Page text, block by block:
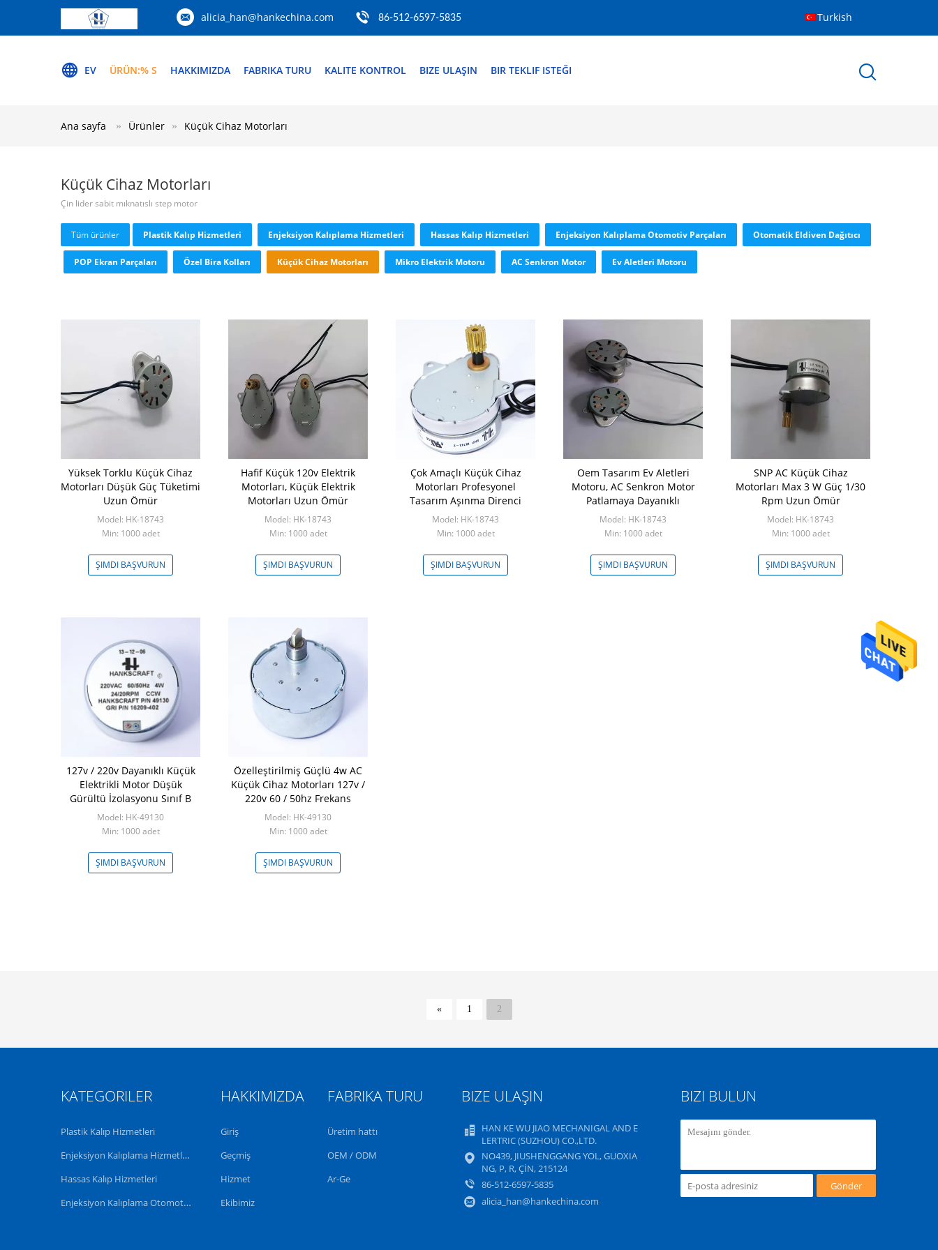
alicia_han@hankechina.com 86-512-6597-5835 Turkish
EV ÜRÜN:% S HAKKIMIZDA FABRIKA TURU KALITE KONTROL BIZE ULAŞIN BIR TEKLIF ISTEĞI
Ana sayfa Ürünler Küçük Cihaz Motorları
Küçük Cihaz Motorları
Çin lider sabit mıknatıslı step motor
Tüm ürünler Plastik Kalıp Hizmetleri Enjeksiyon Kalıplama Hizmetleri Hassas Kalıp Hizmetleri Enjeksiyon Kalıplama Otomotiv Parçaları Otomatik Eldiven Dağıtıcı
POP Ekran Parçaları Özel Bira Kolları Küçük Cihaz Motorları Mikro Elektrik Motoru AC Senkron Motor Ev Aletleri Motoru
Yüksek Torklu Küçük Cihaz
Motorları Düşük Güç Tüketimi
Uzun Ömür
Model: HK-18743
Min: 1000 adet
ŞIMDI BAŞVURUN
Hafif Küçük 120v Elektrik
Motorları, Küçük Elektrik
Motorları Uzun Ömür
Model: HK-18743
Min: 1000 adet
ŞIMDI BAŞVURUN
Çok Amaçlı Küçük Cihaz
Motorları Profesyonel
Tasarım Aşınma Direnci
Model: HK-18743
Min: 1000 adet
ŞIMDI BAŞVURUN
Oem Tasarım Ev Aletleri
Motoru, AC Senkron Motor
Patlamaya Dayanıklı
Model: HK-18743
Min: 1000 adet
ŞIMDI BAŞVURUN
SNP AC Küçük Cihaz
Motorları Max 3 W Güç 1/30
Rpm Uzun Ömür
Model: HK-18743
Min: 1000 adet
ŞIMDI BAŞVURUN
127v / 220v Dayanıklı Küçük
Elektrikli Motor Düşük
Gürültü İzolasyonu Sınıf B
Model: HK-49130
Min: 1000 adet
ŞIMDI BAŞVURUN
Özelleştirilmiş Güçlü 4w AC
Küçük Cihaz Motorları 127v /
220v 60 / 50hz Frekans
Model: HK-49130
Min: 1000 adet
ŞIMDI BAŞVURUN
« 1 2
KATEGORILER
Plastik Kalıp Hizmetleri
Enjeksiyon Kalıplama Hizmetleri
Hassas Kalıp Hizmetleri
Enjeksiyon Kalıplama Otomotiv Parçaları
HAKKIMIZDA
Giriş
Geçmiş
Hizmet
Ekibimiz
FABRIKA TURU
Üretim hattı
OEM / ODM
Ar-Ge
BIZE ULAŞIN
HAN KE WU JIAO MECHANIGAL AND E
LERTRIC (SUZHOU) CO.,LTD.
NO439, JIUSHENGGANG YOL, GUOXIA
NG, P, R, ÇİN, 215124
86-512-6597-5835
alicia_han@hankechina.com
BIZI BULUN
Gönder